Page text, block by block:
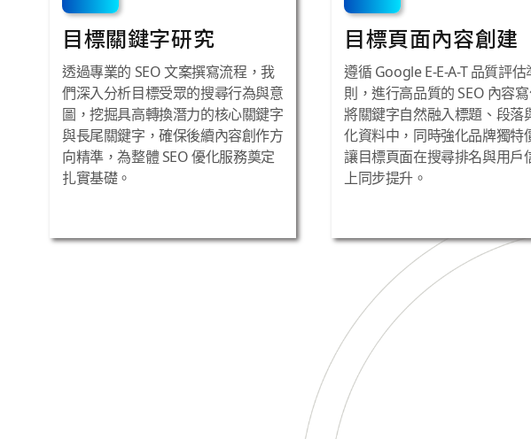
Google 透過 E-E-A-T（經驗、專業、權威、可信度）四大原則來判斷網站內容的價值
一切的核心正是優質的文案撰寫。沒有好的 SEO 文案撰寫，再完善的技術架構也難
理想排名，因為 Google 最重視的是你的內容能否真正解決用戶的問題。根據全球行
統計，SEO 帶來的自然流量轉換率比付費點擊廣告高出 3.75 倍，而這背後的核心驅
是高品質的 SEO 內容寫作。當你的網站擁有專業的 SEO 內容寫作，搜尋引擎會將你
領域的權威，不僅提升排名，更能持續吸引高意圖的潛在客戶主動上門。
目標關鍵字研究
透過專業的 SEO 文案撰寫流程，我
們深入分析目標受眾的搜尋行為與意
圖，挖掘具高轉換潛力的核心關鍵字
與長尾關鍵字，確保後續內容創作方
向精準，為整體 SEO 優化服務奠定
扎實基礎。
目標頁面內容創建
遵循 Google E-E-A-T 品質評估
則，進行高品質的 SEO 內容寫
將關鍵字自然融入標題、段落
化資料中，同時強化品牌獨特
讓目標頁面在搜尋排名與用戶
上同步提升。